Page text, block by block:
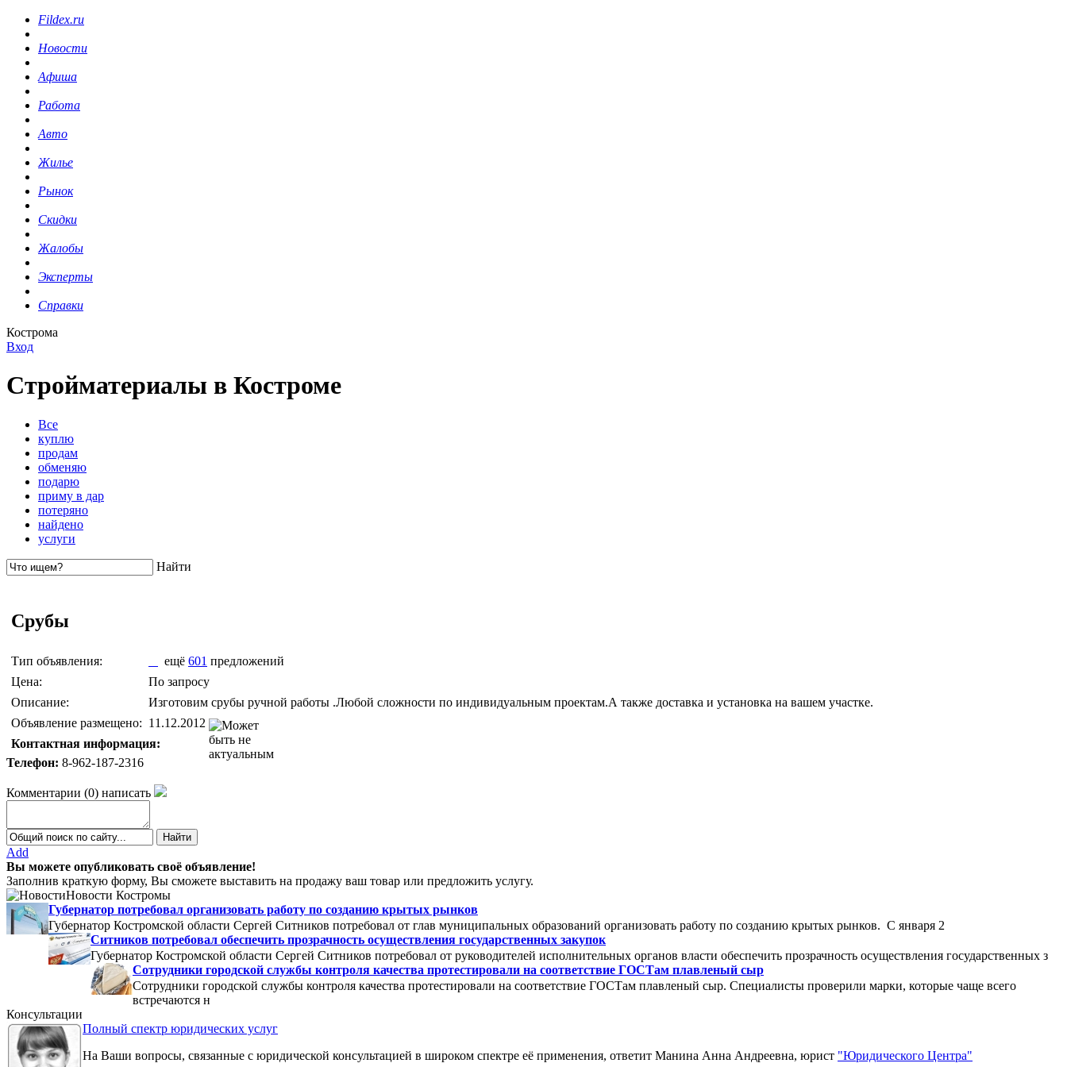
Fildex.ru
Новости
Афиша
Работа
Авто
Жилье
Рынок
Скидки
Жалобы
Эксперты
Справки
Кострома
Вход
Стройматериалы в Костроме
Все
куплю
продам
обменяю
подарю
приму в дар
потеряно
найдено
услуги
Найти
Срубы
Тип объявления: ещё 601 предложений
Цена:
По запросу
Описание:
Изготовим срубы ручной работы .Любой сложности по индивидуальным проектам.А также доставка и установка на вашем участке.
Объявление размещено: 11.12.2012
Контактная информация:
Телефон: 8-962-187-2316
Комментарии (0) написать
Add
Вы можете опубликовать своё объявление!
Заполнив краткую форму, Вы сможете выставить на продажу ваш товар или предложить услугу.
Новости Костромы
Губернатор потребовал организовать работу по созданию крытых рынков
Губернатор Костромской области Сергей Ситников потребовал от глав муниципальных образований организовать работу по созданию крытых рынков. С января 2
Ситников потребовал обеспечить прозрачность осуществления государственных закупок
Губернатор Костромской области Сергей Ситников потребовал от руководителей исполнительных органов власти обеспечить прозрачность осуществления государственных з
Сотрудники городской службы контроля качества протестировали на соответствие ГОСТам плавленый сыр
Сотрудники городской службы контроля качества протестировали на соответствие ГОСТам плавленый сыр. Специалисты проверили марки, которые чаще всего
встречаются н
Консультации
Полный спектр юридических услуг
На Ваши вопросы, связанные с юридической консультацией в широком спектре её применения, ответит Манина Анна Андреевна, юрист "Юридического Центра"